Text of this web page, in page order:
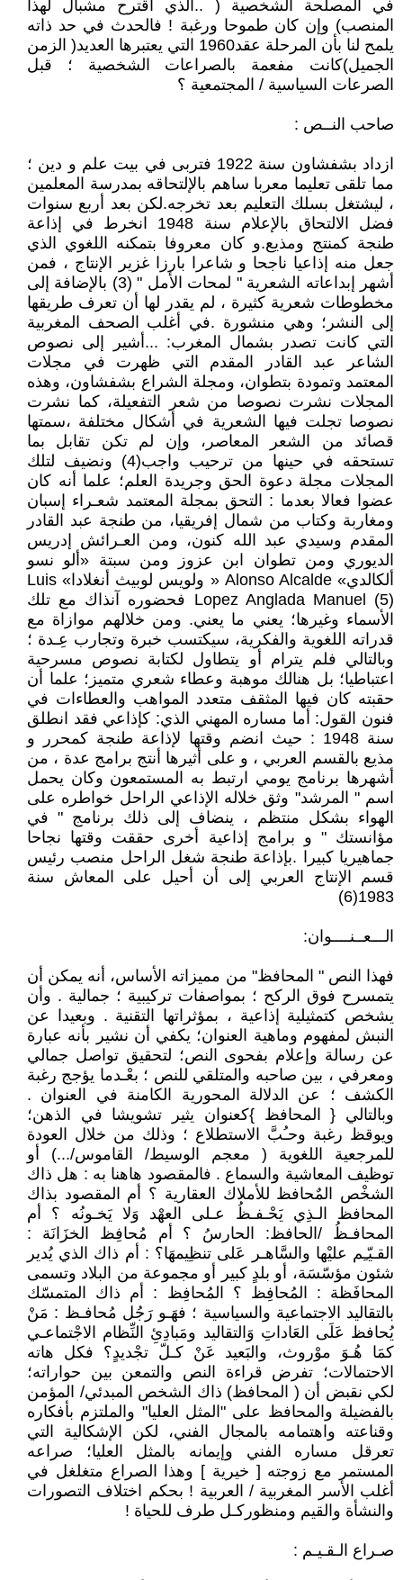
في المصلحة الشخصية ( ..الذي اقترح مشبال لهذا
المنصب) وإن كان طموحا ورغبة ! فالحدث في حد ذاته
يلمح لنا بأن المرحلة عقد1960 التي يعتبرها العديد( الزمن
الجميل)كانت مفعمة بالصراعات الشخصية ؛ قبل
الصرعات السياسية / المجتمعية ؟
صاحب النــص :
ازداد بشفشاون سنة 1922 فتربى في بيت علم و دين ؛
مما تلقى تعليما معربا ساهم بالإلتحاقه بمدرسة المعلمين
، ليشتغل بسلك التعليم بعد تخرجه.لكن بعد أربع سنوات
فضل الالتحاق بالإعلام سنة 1948 انخرط في إذاعة
طنجة كمنتج ومذيع.و كان معروفا بتمكنه اللغوي الذي
جعل منه إذاعيا ناجحا و شاعرا بارزا غزير الإنتاج ، فمن
أشهر إبداعاته الشعرية " لمحات الأمل " (3) بالإضافة إلى
مخطوطات شعرية كثيرة ، لم يقدر لها أن تعرف طريقها
إلى النشر؛ وهي منشورة .في أغلب الصحف المغربية
التي كانت تصدر بشمال المغرب: ...أشير إلى نصوص
الشاعر عبد القادر المقدم التي ظهرت في مجلات
المعتمد وتمودة بتطوان، ومجلة الشراع بشفشاون، وهذه
المجلات نشرت نصوصا من شعر التفعيلة، كما نشرت
نصوصا تجلت فيها الشعرية في أشكال مختلفة ،سمتها
قصائد من الشعر المعاصر، وإن لم تكن تقابل بما
تستحقه في حينها من ترحيب واجب(4) ونضيف لتلك
المجلات مجلة دعوة الحق وجريدة العلم؛ علما أنه كان
عضوا فعالا بعدما : التحق بمجلة المعتمد شعـراء إسبان
ومغاربة وكتاب من شمال إفريقيا، من طنجة عبد القادر
المقدم وسيدي عبد الله كنون، ومن العـرائش إدريس
الديوري ومن تطوان ابن عزوز ومن سبتة «ألو نسو
ألكالدي» Alonso Alcalde « ولويس لوبيث أنغلادا» Luis
Lopez Anglada Manuel (5) فحضوره آنذاك مع تلك
الأسماء وغيرها؛ يعني ما يعني. ومن خلالهم موازاة مع
قدراته اللغوية والفكرية، سيكتسب خبرة وتجارب عِـدة ؛
وبالتالي فلم يترام أو يتطاول لكتابة نصوص مسرحية
اعتباطيا؛ بل هنالك موهبة وعطاء شعري متميز؛ علما أن
حقبته كان فيها المثقف متعدد المواهب والعطاءات في
فنون القول: أما مساره المهني الذي: كإذاعي فقد انطلق
سنة 1948 : حيث انضم وقتها لإذاعة طنجة كمحرر و
مذيع بالقسم العربي ، و على أثيرها أنتج برامج عدة ، من
أشهرها برنامج يومي ارتبط به المستمعون وكان يحمل
اسم " المرشد" وثق خلاله الإذاعي الراحل خواطره على
الهواء بشكل منتظم ، ينضاف إلى ذلك برنامج " في
مؤانستك " و برامج إذاعية أخرى حققت وقتها نجاحا
جماهيريا كبيرا .بإذاعة طنجة شغل الراحل منصب رئيس
قسم الإنتاج العربي إلى أن أحيل على المعاش سنة
1983(6)
الـــعــنــــوان:
فهذا النص " المحافظ" من مميزاته الأساس، أنه يمكن أن
يتمسرح فوق الركح ؛ بمواصفات تركيبية ؛ جمالية . وأن
يشخص كتمثيلية إذاعية ، بمؤثراتها التقنية . وبعيدا عن
النبش لمفهوم وماهية العنوان؛ يكفي أن نشير بأنه عبارة
عن رسالة وإعلام بفحوى النص؛ لتحقيق تواصل جمالي
ومعرفي ، بين صاحبه والمتلقي للنص ؛ بعْـدما يؤجج رغبة
الكشف ؛ عن الدلالة المحورية الكامنة في العنوان .
وبالتالي { المحافظ }كعنوان يثير تشويشا في الذهن؛
ويوقظ رغبة وحـُبَّ الاستطلاع ؛ وذلك من خلال العودة
للمرجعية اللغوية ( معجم الوسيط/ القاموس/...) أو
توظيف المعاشية والسماع . فالمقصود هاهنا به : هل ذاك
الشخْص المٌحافظ للأملاك العقارية ؟ أم المقصود بذاك
المحافظ الـذِي يَحْـفـظُ عـلى العهْد وَلا يَخـونُه ؟ أم
المحافـظُ /الحافظ: الحارسُ ؟ أم مُحافِظ الخزَانَة :
القـيّـِم عليْها والسَّاهـر عَلى تنظِيمهَا؟ : أم ذاك الذي يُدير
شئون مؤسّسَة، أو بلدٍ كبير أو مجموعة من البلاد وتسمى
المحافَظة : المُحافِظ ؟ المُحافِظ : أم ذاك المتمسّك
بالتقاليد الاجتماعية والسياسية ؛ فهَـو رَجُل مُحافـظ : مَنْ
يُحافظ عَلَى العَاداتِ وَالتقاليد ومَبادِئِ النِّظام الاجْتماعـي
كمَا هُـوَ موْروث، والبَعيد عَنْ كـلّ تجْديدٍ؟ فكل هاته
الاحتمالات؛ تفرض قراءة النص والتمعن بين حواراته؛
لكي نقبض أن ( المحافظ) ذاك الشخص المبدئي/ المؤمن
بالفضيلة والمحافظ على "المثل العليا" والملتزم بأفكاره
وقناعته واهتمامه بالمجال الفني، لكن الإشكالية التي
تعرقل مساره الفني وإيمانه بالمثل العليا؛ صراعه
المستمر مع زوجته [ خيرية ] وهذا الصراع متغلغل في
أغلب الأسر المغربية / العربية ! بحكم اختلاف التصورات
والنشأة والقيم ومنظوركـل طرف للحياة !
صـراع الـقـيـم :